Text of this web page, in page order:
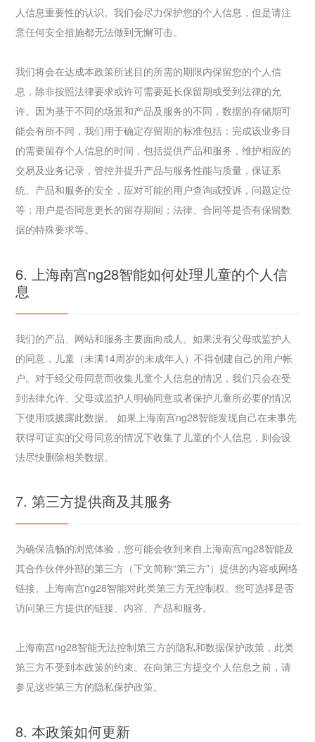
人信息重要性的认识。我们会尽力保护您的个人信息，但是请注
意任何安全措施都无法做到无懈可击。
我们将会在达成本政策所述目的所需的期限内保留您的个人信
息，除非按照法律要求或许可需要延长保留期或受到法律的允
许。因为基于不同的场景和产品及服务的不同，数据的存储期可
能会有所不同，我们用于确定存留期的标准包括：完成该业务目
的需要留存个人信息的时间，包括提供产品和服务，维护相应的
交易及业务记录，管控并提升产品与服务性能与质量，保证系
统、产品和服务的安全，应对可能的用户查询或投诉，问题定位
等；用户是否同意更长的留存期间；法律、合同等是否有保留数
据的特殊要求等。
6. 上海南宫ng28智能如何处理儿童的个人信
息
我们的产品、网站和服务主要面向成人。如果没有父母或监护人
的同意，儿童（未满14周岁的未成年人）不得创建自己的用户帐
户。对于经父母同意而收集儿童个人信息的情况，我们只会在受
到法律允许、父母或监护人明确同意或者保护儿童所必要的情况
下使用或披露此数据。 如果上海南宫ng28智能发现自己在未事先
获得可证实的父母同意的情况下收集了儿童的个人信息，则会设
法尽快删除相关数据。
7. 第三方提供商及其服务
为确保流畅的浏览体验，您可能会收到来自上海南宫ng28智能及
其合作伙伴外部的第三方（下文简称“第三方”）提供的内容或网络
链接。上海南宫ng28智能对此类第三方无控制权。您可选择是否
访问第三方提供的链接、内容、产品和服务。
上海南宫ng28智能无法控制第三方的隐私和数据保护政策，此类
第三方不受到本政策的约束。在向第三方提交个人信息之前，请
参见这些第三方的隐私保护政策。
8. 本政策如何更新